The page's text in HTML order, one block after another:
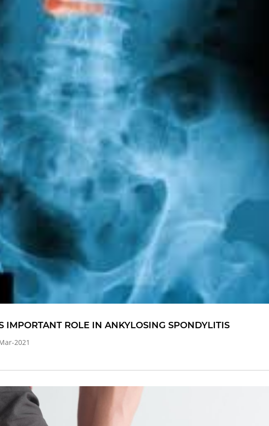
IMPORTANT ROLE IN ANKYLOSING SPONDYLITIS
2021